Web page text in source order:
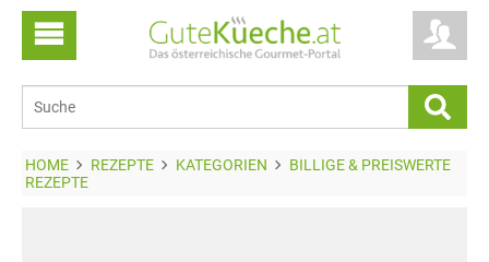
HOME REZEPTE KATEGORIEN
BILLIGE & PREISWERTE
REZEPTE